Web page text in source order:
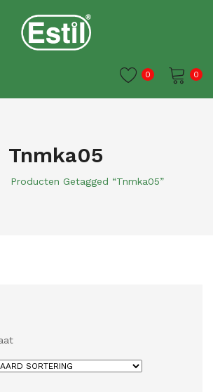
0
0
Tnmka05
Producten Getagged “tnmka05”